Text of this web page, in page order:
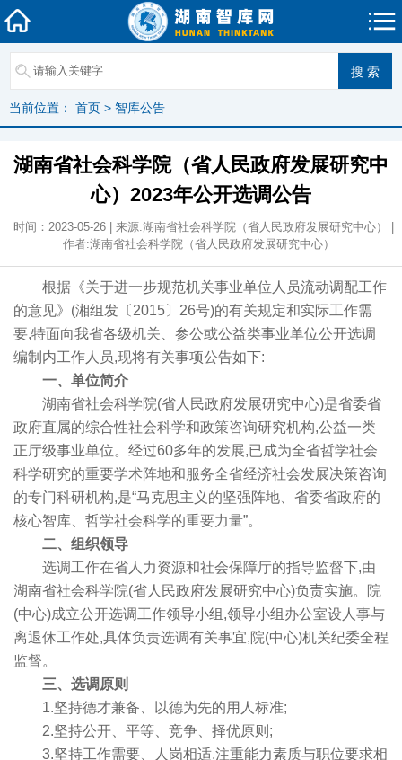
当前位置： 首页 > 智库公告
湖南省社会科学院（省人民政府发展研究中
心）2023年公开选调公告
时间：2023-05-26 | 来源:湖南省社会科学院（省人民政府发展研究中心） |
作者:湖南省社会科学院（省人民政府发展研究中心）
根据《关于进一步规范机关事业单位人员流动调配工作
的意见》(湘组发〔2015〕26号)的有关规定和实际工作需
要,特面向我省各级机关、参公或公益类事业单位公开选调
编制内工作人员,现将有关事项公告如下:
一、单位简介
湖南省社会科学院(省人民政府发展研究中心)是省委省
政府直属的综合性社会科学和政策咨询研究机构,公益一类
正厅级事业单位。经过60多年的发展,已成为全省哲学社会
科学研究的重要学术阵地和服务全省经济社会发展决策咨询
的专门科研机构,是“马克思主义的坚强阵地、省委省政府的
核心智库、哲学社会科学的重要力量”。
二、组织领导
选调工作在省人力资源和社会保障厅的指导监督下,由
湖南省社会科学院(省人民政府发展研究中心)负责实施。院
(中心)成立公开选调工作领导小组,领导小组办公室设人事与
离退休工作处,具体负责选调有关事宜,院(中心)机关纪委全程
监督。
三、选调原则
1.坚持德才兼备、以德为先的用人标准;
2.坚持公开、平等、竞争、择优原则;
3.坚持工作需要、人岗相适,注重能力素质与职位要求相